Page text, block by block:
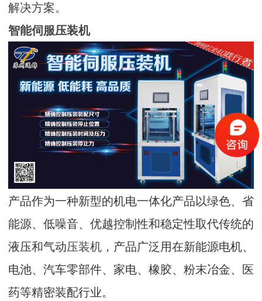
解决方案。
智能伺服压装机
产品作为一种新型的机电一体化产品以绿色、省
能源、低噪音、优越控制性和稳定性取代传统的
液压和气动压装机 ，产品广泛用在新能源电机、
电池、汽车零部件、家电、橡胶、粉末冶金、医
药等精密装配行业。